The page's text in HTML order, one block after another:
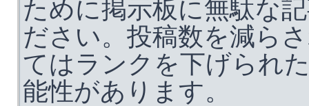
ために掲示板に無駄な
ださい。投稿数を減ら
てはランクを下げられ
能性があります。